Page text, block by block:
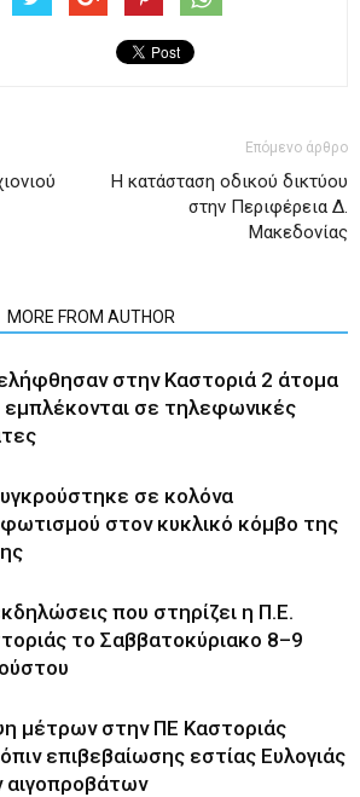
Επόμενο άρθρο
Η κατάσταση οδικού δικτύου
στην Περιφέρεια Δ.
Μακεδονίας
MORE FROM AUTHOR
στην Καστοριά 2 άτομα
σε τηλεφωνικές
σε κολόνα
στον κυκλικό κόμβο της
που στηρίζει η Π.Ε.
το Σαββατοκύριακο 8–9
μέτρων στην ΠΕ Καστοριάς
επιβεβαίωσης εστίας Ευλογιάς
αιγοπροβάτων